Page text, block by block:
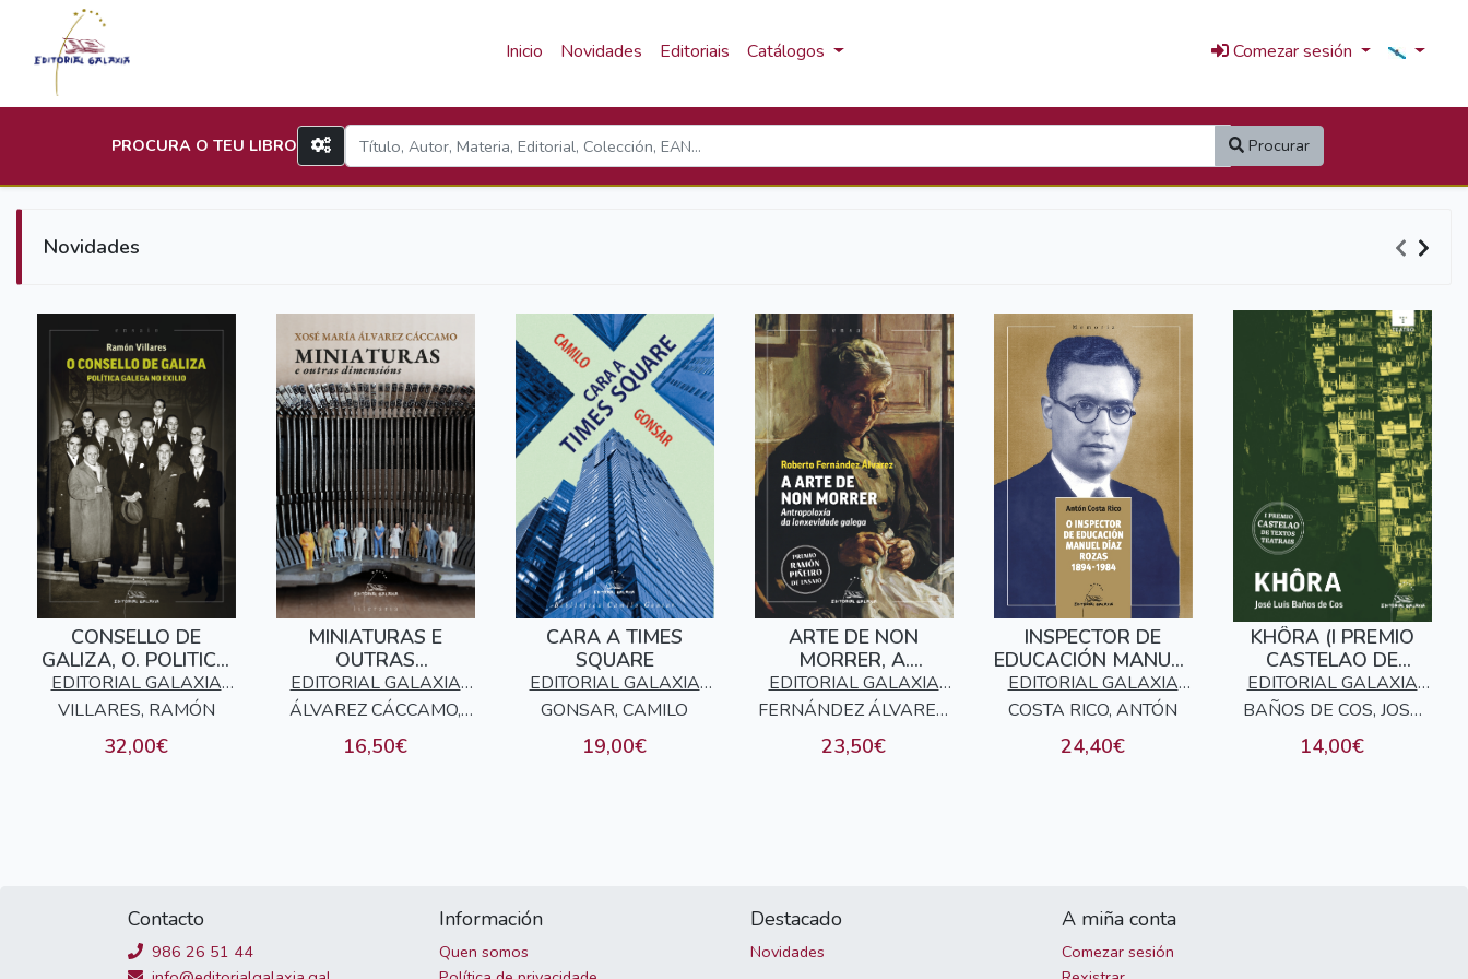
Inicio Novidades Editoriais Catálogos Comezar sesión
PROCURA O TEU LIBRO Procurar
Novidades
CONSELLO DE
GALIZA, O. POLITICA
GALEGA NO EXILIO
EDITORIAL GALAXIA
S.A.
VILLARES, RAMÓN
32,00€
MINIATURAS E
OUTRAS
DIMENSIÓNS
EDITORIAL GALAXIA
S.A.
ÁLVAREZ CÁCCAMO,
XOSÉ MARÍA
16,50€
CARA A TIMES
SQUARE
EDITORIAL GALAXIA
S.A.
GONSAR, CAMILO
19,00€
ARTE DE NON
MORRER, A.
ANTROPOLOXIA DA
LONXEVIDADE
RAMÓN PIÑEIRO DE
EDITORIAL GALAXIA
S.A.
FERNÁNDEZ ÁLVAREZ,
ROBERTO
23,50€
INSPECTOR DE
EDUCACIÓN MANUEL
DÍAZ ROZAS, O
1894-1984
EDITORIAL GALAXIA
S.A.
COSTA RICO, ANTÓN
24,40€
KHÔRA (I PREMIO
CASTELAO DE
TEXTOS TEATRAIS)
EDITORIAL GALAXIA
S.A.
BAÑOS DE COS, JOSÉ
LUÍS
14,00€
Contacto
986 26 51 44
Información
Quen somos
Destacado
Novidades
A miña conta
Comezar sesión